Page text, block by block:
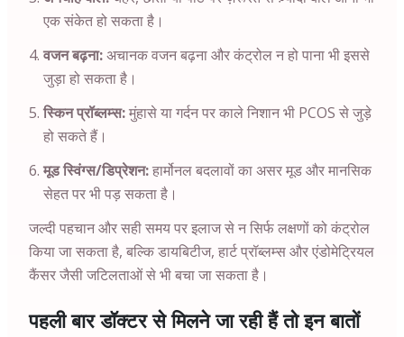
एक संकेत हो सकता है।
वजन बढ़ना:अचानक वजन बढ़ना और कंट्रोल न हो पाना भी इससे
जुड़ा हो सकता है।
स्किन प्रॉब्लम्स:मुंहासे या गर्दन पर काले निशान भी PCOS से जुड़े
हो सकते हैं।
मूड स्विंग्स/डिप्रेशन:हार्मोनल बदलावों का असर मूड और मानसिक
सेहत पर भी पड़ सकता है।
जल्दी पहचान और सही समय पर इलाज से न सिर्फ लक्षणों को कंट्रोल
किया जा सकता है, बल्कि डायबिटीज, हार्ट प्रॉब्लम्स और एंडोमेट्रियल
कैंसर जैसी जटिलताओं से भी बचा जा सकता है।
पहली बार डॉक्टर से मिलने जा रही हैं तो इन बातों